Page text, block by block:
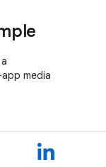
media